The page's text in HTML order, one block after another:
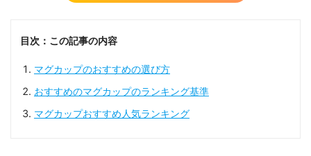
目次：この記事の内容
マグカップのおすすめの選び方
おすすめのマグカップのランキング基準
マグカップおすすめ人気ランキング